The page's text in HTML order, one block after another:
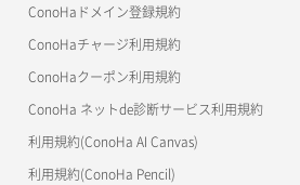
ネットワーク作成（ローカルネットワーク用）
ネットワーク削除（ローカルネットワーク用）
ネットワーク詳細取得
ポート一覧取得
リスナー作成
リスナー削除
リスナー更新
ラージオブジェクトアップロード(DLO)
一時的Web公開
OpenStack CLI
Terraform
s3cmd
ConoHaドメイン登録規約
ConoHaチャージ利用規約
ConoHaクーポン利用規約
ConoHa ネットde診断サービス利用規約
利用規約(ConoHa AI Canvas)
利用規約(ConoHa Pencil)